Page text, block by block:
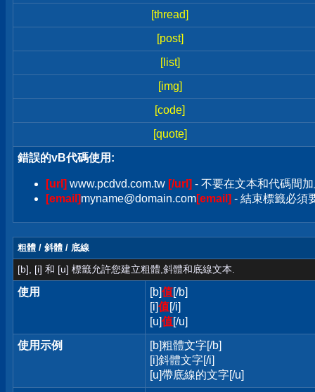
[thread]
[post]
[list]
[img]
[code]
[quote]
錯誤的vB代碼使用:
[url] www.pcdvd.com.tw [/url] - 不要在文本和代碼間
[email]myname@domain.com[email] - 結束標籤必須
粗體 / 斜體 / 底線
[b], [i] 和 [u] 標籤允許您建立粗體,斜體和底線文本.
使用 [b]值[/b]
[i]值[/i]
[u]值[/u]
使用示例
[b]粗體文字[/b]
[i]斜體文字[/i]
[u]帶底線的文字[/u]